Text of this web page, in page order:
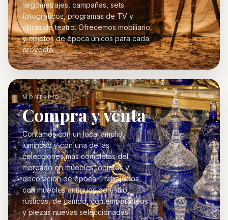
largometrajes, campañas, sets
fotográficos, programas de TV y
obras de teatro. Ofrecemos mobiliario
y objetos de época únicos para cada
proyecto.
MONTEPIO
Compra y venta
Contamos con un local amplio,
luminoso y con una de las
colecciones más completas del
mercado en muebles, objetos y
decoración de época. Trabajamos
con muebles antiguos de estilo,
rústicos, de campo, contemporáneos
y piezas nuevas seleccionadas.